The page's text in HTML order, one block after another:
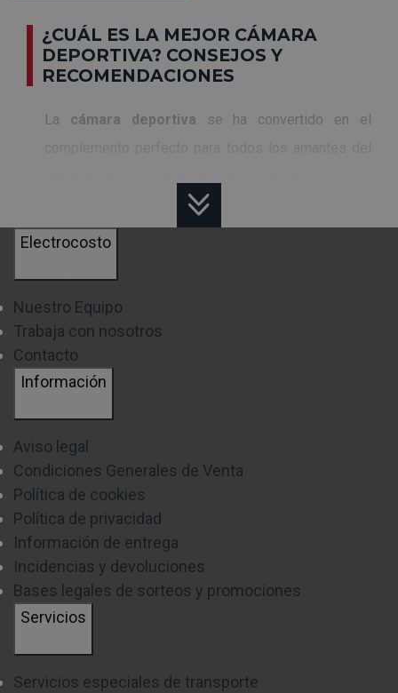
¿CUÁL ES LA MEJOR CÁMARA
DEPORTIVA? CONSEJOS Y
RECOMENDACIONES
La cámara deportiva se ha convertido en el
experiencias más increíbles.
Estos ejemplares se caracterizan por tener un
tamaño pequeño y un peso muy ligero, además,
tienen un recubrimiento de gran resistencia que la
mantendrán intacta hasta en las condiciones más
extremas como las caídas o la humedad.
soportar el dispositivo, sin excederte de los metros
que indique el fabricante.
Un aspecto importante que debes tener en cuenta
son sus diferentes resoluciones que podrás
encontrar, pudiendo elegir ejemplares con diversas
calidades como la Full HD, 4K o HD, y con diferentes
aventureros. Además, los modelos más actuales,
Electrocosto
Nuestro Equipo
Trabaja con nosotros
Contacto
Información
Aviso legal
Condiciones Generales de Venta
Política de cookies
Política de privacidad
Información de entrega
Incidencias y devoluciones
Bases legales de sorteos y promociones
Servicios
Servicios especiales de transporte